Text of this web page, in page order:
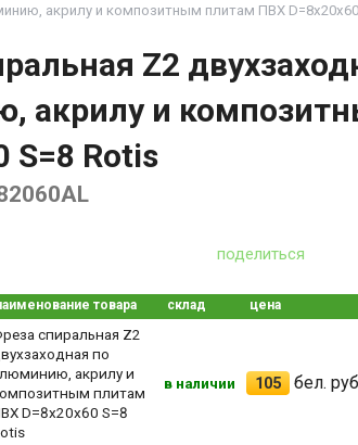
акрилу и композитным плитам ПВХ D=8x20x60
Z2
акрилу и
S=8 Rotis
поделиться
товара склад цена
спиральная Z2
по
акрилу и
плитам
D=8x20x60 S=8
в наличии 105 бел.